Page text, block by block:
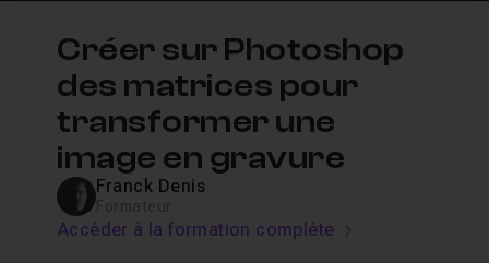
Créer sur Photoshop
des matrices pour
transformer une
image en gravure
Franck Denis
Accéder à la formation complète